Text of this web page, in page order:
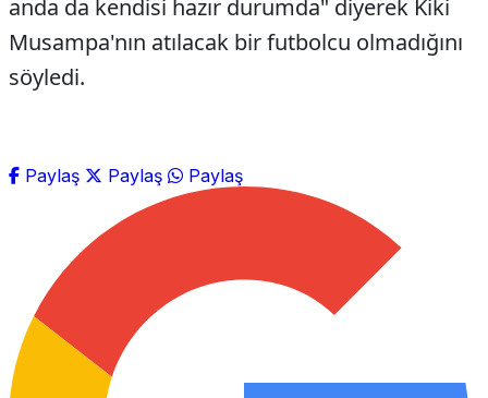
anda da kendisi hazır durumda" diyerek Kiki
Musampa'nın atılacak bir futbolcu olmadığını
söyledi.
Paylaş Paylaş Paylaş